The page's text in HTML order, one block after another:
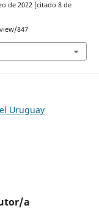
de 2022 [citado 8 de
847
Uruguay
a